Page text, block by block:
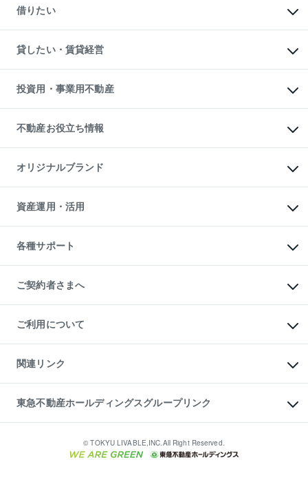
中古一戸建ての購入
不動産購入の流れ
注目キーワード物件特集
購入ガイド
English 繁体中文簡体中文
一戸建ての売却・査定
土地の売却・査定
スピードAI査定
不動産査定について
不動産売却の流れ
不動産買換えの流れ
売却ガイド
借りたい
オフィス・店舗の賃貸
借りるときの流れ
借りるガイド
貸したい・賃貸経営
マンション賃料データ
賃貸管理プラン
リロケーションについて
貸すガイド
投資用・事業用不動産
事業用不動産
マンション投資
投資用マンション
アパート経営
収益物件
ビル購入（ビル一棟）
投資用不動産の売却査定
事業用不動産の売却査定
不動産お役立ち情報
マンションライブラリー
人気マンションランキング
暮らしに役立つ不動産メディア
不動産相場・不動産価格情報
不動産コラム・ニュース
不動産用語集
不動産なんでもネット相談室
住まいの税金
オリジナルブランド
一棟リノベーションマンション
L`GENTE（ルジェンテ）
区分リノベーションマンション
投資用一棟レジデンスWELL
不動産小口投資
LEGACIA（レガシア）
資産運用・活用
不動産M&A
アセットマネジメント・出資
各種サポート
相続サポート
リフォームサポート
ご契約者さまへ
ご紹介・再契約特典
入居者様専用-各種ご案内（賃貸）
東急こすもす会「こすもすWeb」
ご利用について
金融商品取引について
東急リバブル ソーシャルメディアポリシー
ご意見・お問い合わせ（金融商品取引専用の相談・お問い合わせ窓口）
ダイレクトメール（郵送物）・Eメールなどの送付停止について
関連リンク
これからご結婚される方に東急百貨店のブライダルクラブ
人材サービスのご用命は 東急リバブルスタッフ株式会社まで
東北の逸品を贈ります 東北すぐれものセレクション
東急不動産ホールディングスグループリンク
東急コミュニティー
東急住宅リース
© TOKYU LIVABLE,INC.All Right Reserved.